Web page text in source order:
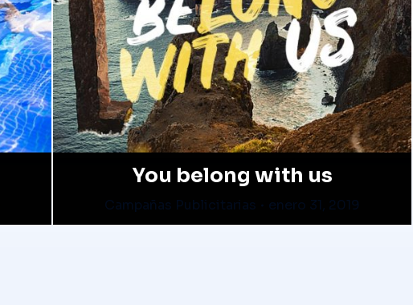
You belong with us
Campañas Publicitarias enero 31, 2019